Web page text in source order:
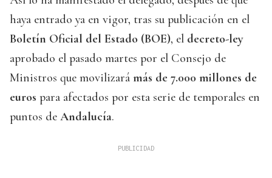
haya entrado ya en vigor, tras su publicación en el
Boletín Oficial del Estado (BOE), el decreto-ley
aprobado el pasado martes por el Consejo de
Ministros que movilizará más de 7.000 millones de
euros para afectados por esta serie de temporales en
puntos de Andalucía.